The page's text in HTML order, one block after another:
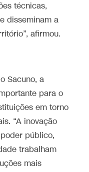
técnicas,
disseminam a
afirmou.
Sacuno, a
para o
em torno
“A inovação
público,
trabalham
mais